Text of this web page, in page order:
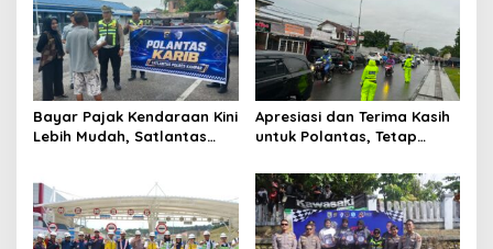
NASIONALISME DAN GREEN
POLICING JELANG HUT KE-81
RI
Nyata untuk Negeri
Bayar Pajak Kendaraan Kini
Lebih Mudah, Satlantas
Program Pemutihan
Apresiasi dan Terima Kasih
untuk Polantas, Tetap
Guyuran Hujan